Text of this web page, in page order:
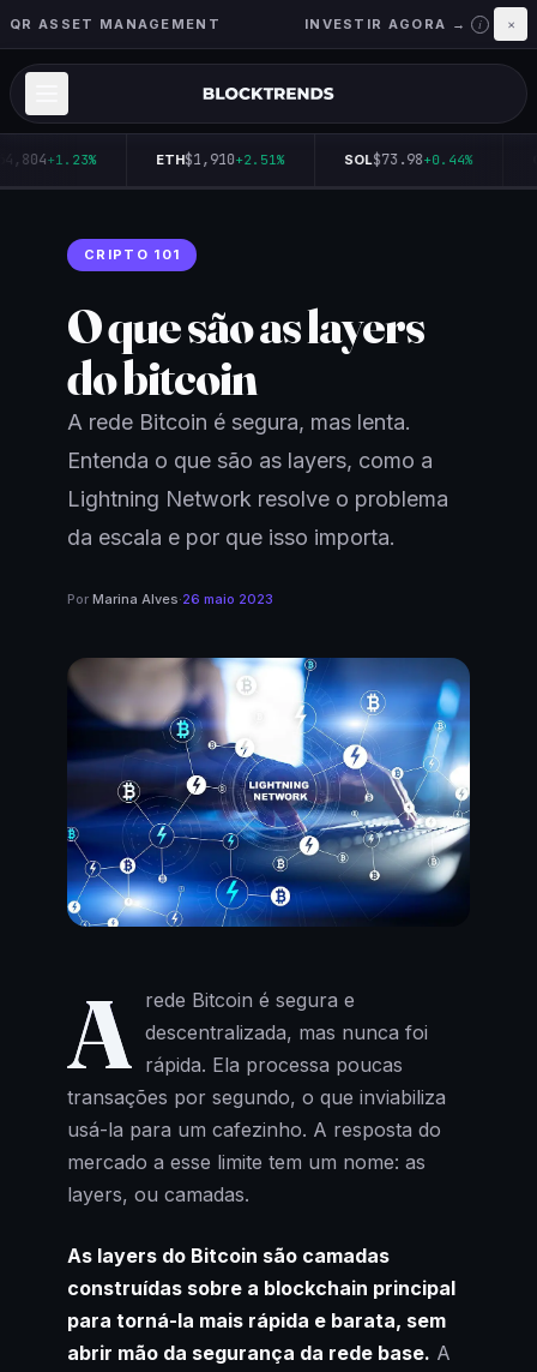
QR ASSET MANAGEMENT INVESTIR AGORA → i ×
+1.23% ETH$1,910+2.51% SOL$73.98+0.44%
CRIPTO 101
O que são as layers
do bitcoin
A rede Bitcoin é segura, mas lenta.
Entenda o que são as layers, como a
Lightning Network resolve o problema
da escala e por que isso importa.
Por Marina Alves·26 maio 2023
A rede Bitcoin é segura e
descentralizada, mas nunca foi
rápida. Ela processa poucas
transações por segundo, o que inviabiliza
usá-la para um cafezinho. A resposta do
mercado a esse limite tem um nome: as
layers, ou camadas.
As layers do Bitcoin são camadas
construídas sobre a blockchain principal
para torná-la mais rápida e barata, sem
abrir mão da segurança da rede base. A